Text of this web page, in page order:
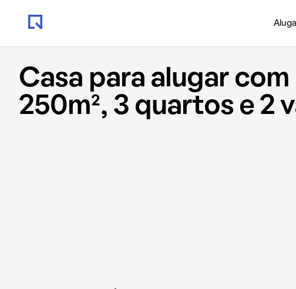
Casa para alugar com
250m², 3 quartos e 2